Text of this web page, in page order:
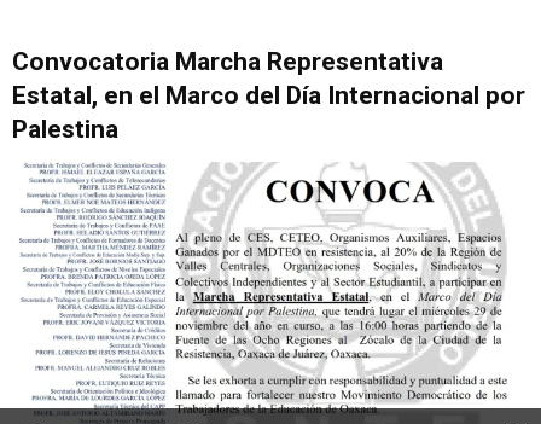
Convocatoria Marcha Representativa
Estatal, en el Marco del Día Internacional por
Palestina